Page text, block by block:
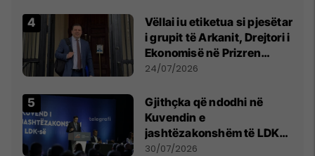
Vëllai iu etiketua si pjesëtar
i grupit të Arkanit, Drejtori i
Ekonomisë në Prizren
mohon pretendimet
24/07/2026
Gjithçka që ndodhi në
Kuvendin e
jashtëzakonshëm të LDK-
së
30/07/2026